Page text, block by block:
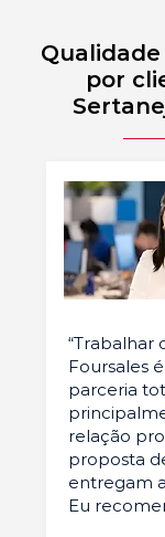
por
“Trabalhar
Foursales
parceria
relação
proposta
entregam
Eu